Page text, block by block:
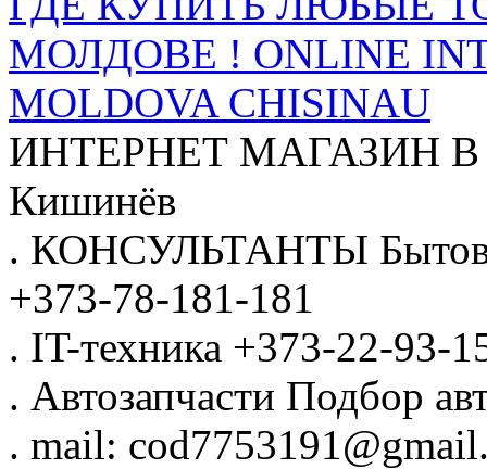
МОЛДОВЕ ! ONLINE
MOLDOVA CHISINAU
ИНТЕРНЕТ МАГАЗИН
Кишинёв
. КОНСУЛЬТАНТЫ
+373-78-181-181
. IT-техника +373-22-93-
. Автозапчасти Подбор
. mail: